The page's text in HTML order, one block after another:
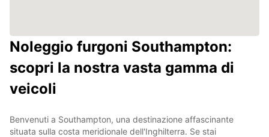
Noleggio furgoni Southampton:
scopri la nostra vasta gamma di
veicoli
Benvenuti a Southampton, una destinazione affascinante
situata sulla costa meridionale dell'Inghilterra. Se stai